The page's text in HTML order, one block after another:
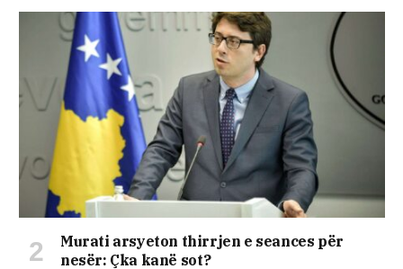
Murati arsyeton thirrjen e seances për
nesër: Çka kanë sot?